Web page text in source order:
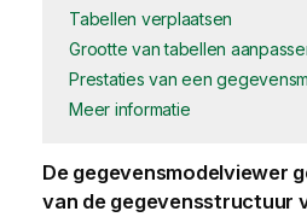
Tabellen verplaatsen
Grootte van tabellen
Prestaties van een
Meer informatie
De gegevensmodelviewer
van de gegevensstructuur